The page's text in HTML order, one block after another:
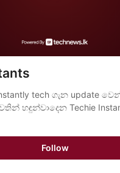
tech ගැන update
හඳුන්වාදෙන Techie
Follow